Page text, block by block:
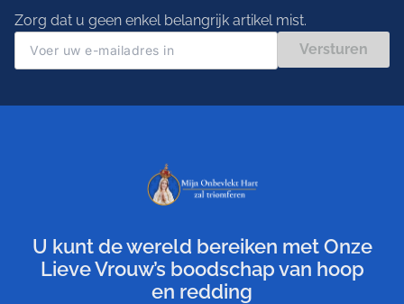
Zorg dat u geen enkel belangrijk artikel mist.
Versturen
U kunt de wereld bereiken met Onze
Lieve Vrouw’s boodschap van hoop
en redding